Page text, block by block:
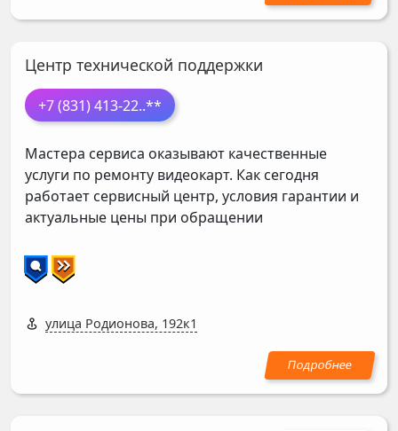
Центр технической поддержки
+7 (831) 413-22..**
Мастера сервиса оказывают качественные
услуги по ремонту видеокарт. Как сегодня
работает сервисный центр, условия гарантии и
актуальные цены при обращении
улица Родионова, 192к1